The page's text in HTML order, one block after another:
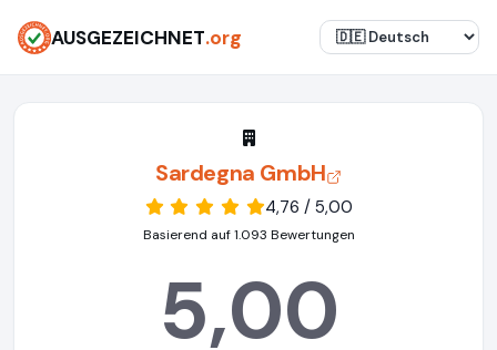
AUSGEZEICHNET.org
Sardegna GmbH
4,76 / 5,00
Basierend auf 1.093 Bewertungen
5,00